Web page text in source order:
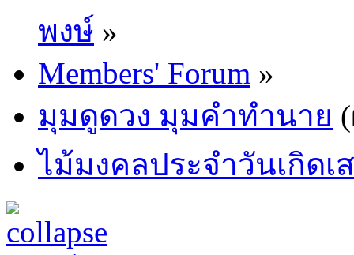
พงษ์ »
Members' Forum »
มุมดูดวง มุมคำทำนาย
ไม้มงคลประจำวันเกิดเ